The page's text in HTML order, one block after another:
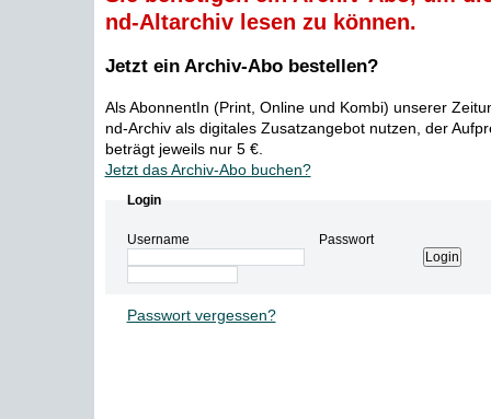
nd-Altarchiv lesen zu können.
Jetzt ein Archiv-Abo bestellen?
Als AbonnentIn (Print, Online und Kombi) unserer
nd-Archiv als digitales Zusatzangebot nutzen, der
beträgt jeweils nur 5 €.
Jetzt das Archiv-Abo buchen?
Login
Username Passwort
Passwort vergessen?